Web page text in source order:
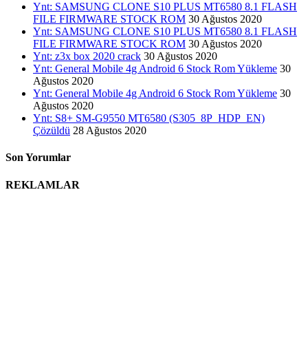
Ynt: SAMSUNG CLONE S10 PLUS MT6580 8.1 FLASH
FILE FIRMWARE STOCK ROM 30 Ağustos 2020
Ynt: SAMSUNG CLONE S10 PLUS MT6580 8.1 FLASH
FILE FIRMWARE STOCK ROM 30 Ağustos 2020
Ynt: z3x box 2020 crack 30 Ağustos 2020
Ynt: General Mobile 4g Android 6 Stock Rom Yükleme 30
Ağustos 2020
Ynt: General Mobile 4g Android 6 Stock Rom Yükleme 30
Ağustos 2020
Ynt: S8+ SM-G9550 MT6580 (S305_8P_HDP_EN)
Çözüldü 28 Ağustos 2020
Son Yorumlar
REKLAMLAR